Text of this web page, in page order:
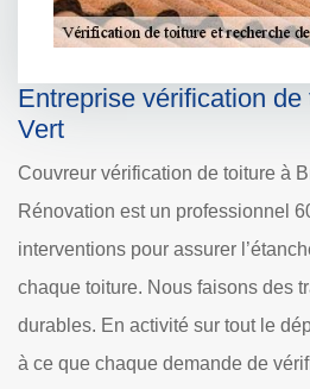
Entreprise vérification
Vert
Couvreur vérification de toiture à
Rénovation est un professionnel
interventions pour assurer
chaque toiture. Nous faisons des
durables. En activité sur tout le
à ce que chaque demande de